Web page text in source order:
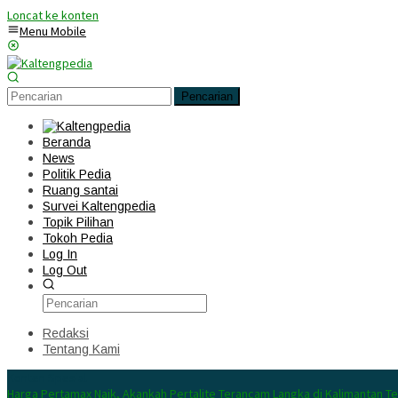
Loncat ke konten
Menu Mobile
Pencarian
Beranda
News
Politik Pedia
Ruang santai
Survei Kaltengpedia
Topik Pilihan
Tokoh Pedia
Log In
Log Out
Redaksi
Tentang Kami
Harga Pertamax Naik, Akankah Pertalite Terancam Langka di Kalimantan